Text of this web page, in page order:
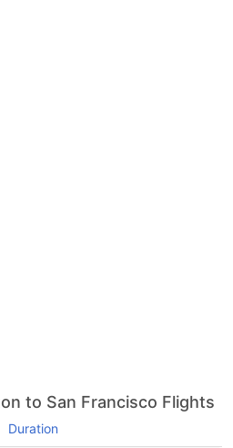
to San Francisco Flights
Duration